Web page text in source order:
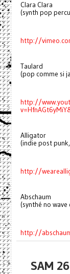
Clara Clara
(synth pop
http://
Taulard
(pop comme si
http://
Alligator
(indie post
http://
Abschaum
(synthé no
http://
SAM